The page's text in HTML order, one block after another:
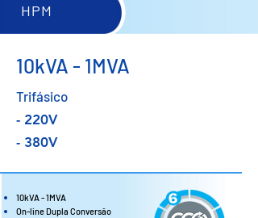
HPM
10kVA - 1MVA
Trifásico
- 220V
- 380V
10kVA - 1MVA
On-line Dupla Conversão